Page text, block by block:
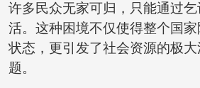
许多民众无家可归，只能通过
活。这种困境不仅使得整个国
状态，更引发了社会资源的极
题。